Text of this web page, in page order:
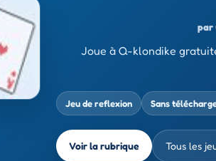
par
Joue à Q-klondike
Jeu de reflexion Sans
Voir la rubrique Tous les